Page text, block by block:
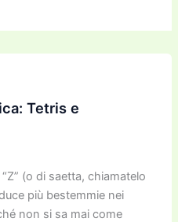
Tetris e
(o di saetta, chiamatelo
più bestemmie nei
non si sa mai come